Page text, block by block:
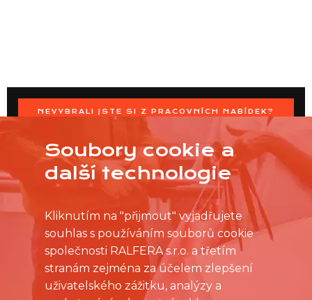
NEVYBRALI JSTE SI Z PRACOVNÍCH NABÍDEK?
OSLOVTE PRODEJNU PŘÍMO S VAŠIMI ČASOVÝMI
MOŽNOSTMI
Soubory cookie a
další technologie
Kliknutím na "přijmout" vyjadřujete
souhlas s používáním souborů cookie
společnosti RALFERA s.r.o. a třetím
stranám zejména za účelem zlepšení
uživatelského zážitku, analýzy a